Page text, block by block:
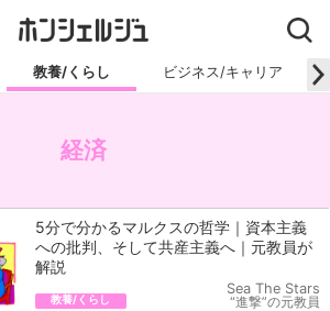
教養/くらし ビジネス/キャリア
経済
5分で分かるマルクスの哲学｜資本主義
への批判、そして共産主義へ｜元教員が
解説
教養/くらし
Sea The Stars
“進撃”の元教員